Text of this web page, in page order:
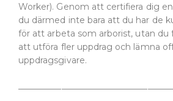
Worker). Genom att certifiera dig
du därmed inte bara att du har de
för att arbeta som arborist, utan du
att utföra fler uppdrag och lämna
uppdragsgivare.